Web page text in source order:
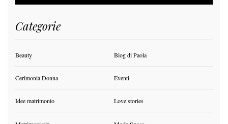
Categorie
Beauty Blog di Paola
Cerimonia Donna Eventi
Idee matrimonio Love stories